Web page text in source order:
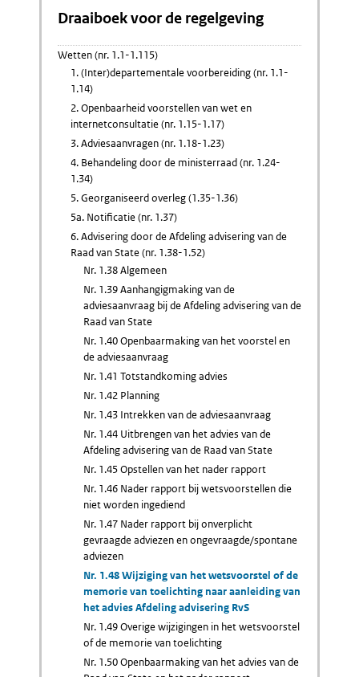
Draaiboek voor de regelgeving
Wetten (nr. 1.1-1.115)
1. (Inter)departementale voorbereiding (nr. 1.1-
1.14)
2. Openbaarheid voorstellen van wet en
internetconsultatie (nr. 1.15-1.17)
3. Adviesaanvragen (nr. 1.18-1.23)
4. Behandeling door de ministerraad (nr. 1.24-
1.34)
5. Georganiseerd overleg (1.35-1.36)
5a. Notificatie (nr. 1.37)
6. Advisering door de Afdeling advisering van de
Raad van State (nr. 1.38-1.52)
Nr. 1.38 Algemeen
Nr. 1.39 Aanhangigmaking van de
adviesaanvraag bij de Afdeling advisering van de
Raad van State
Nr. 1.40 Openbaarmaking van het voorstel en
de adviesaanvraag
Nr. 1.41 Totstandkoming advies
Nr. 1.42 Planning
Nr. 1.43 Intrekken van de adviesaanvraag
Nr. 1.44 Uitbrengen van het advies van de
Afdeling advisering van de Raad van State
Nr. 1.45 Opstellen van het nader rapport
Nr. 1.46 Nader rapport bij wetsvoorstellen die
niet worden ingediend
Nr. 1.47 Nader rapport bij onverplicht
gevraagde adviezen en ongevraagde/spontane
adviezen
Nr. 1.48 Wijziging van het wetsvoorstel of de
memorie van toelichting naar aanleiding van
het advies Afdeling advisering RvS
Nr. 1.49 Overige wijzigingen in het wetsvoorstel
of de memorie van toelichting
Nr. 1.50 Openbaarmaking van het advies van de